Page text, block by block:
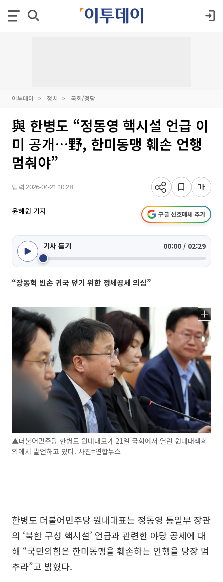
이투데이 정치 국회/정당
與 한병도 “정동영 핵시설 언급 이
미 공개…野, 한미동맹 훼손 언행
멈춰야”
입력 2026-04-21 10:28
윤혜원 기자 구글 선호매체 추가
기사 듣기 00:00 / 02:29
“장동혁 빈손 귀국 덮기 위한 정체공세 의심”
▲더불어민주당 한병도 원내대표가 21일 국회에서 열린 원내대책회
의에서 발언하고 있다. 사진=연합뉴스
한병도 더불어민주당 원내대표는 정동영 통일부 장관
의 ‘북한 구성 핵시설’ 언급과 관련한 야당 공세에 대
해 “국민의힘은 한미동맹을 훼손하는 언행을 당장 멈
추라”고 밝혔다.